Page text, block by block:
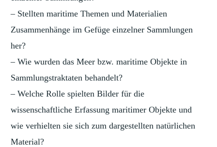
– Stellten maritime Themen und Materialien
Zusammenhänge im Gefüge einzelner Sammlungen
her?
– Wie wurden das Meer bzw. maritime Objekte in
Sammlungstraktaten behandelt?
– Welche Rolle spielten Bilder für die
wissenschaftliche Erfassung maritimer Objekte und
wie verhielten sie sich zum dargestellten natürlichen
Material?